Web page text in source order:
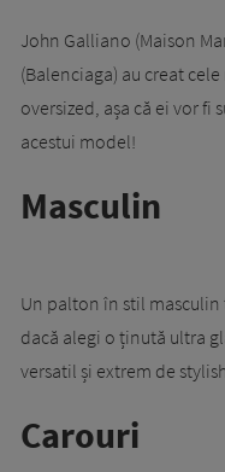
John Galliano (Maison
(Balenciaga) au creat
oversized, așa că ei vor fi
acestui model!
Masculin
Un palton în stil
dacă alegi o ținută ultra
versatil și extrem de
Carouri